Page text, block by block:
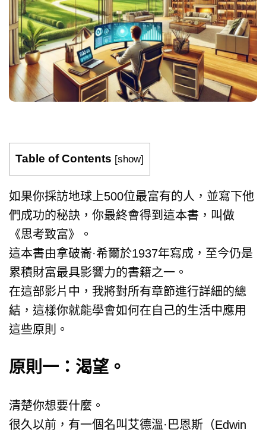
Table of Contents [show]
如果你採訪地球上500位最富有的人，並寫下他
們成功的秘訣，你最終會得到這本書，叫做
《思考致富》。
這本書由拿破崙·希爾於1937年寫成，至今仍是
累積財富最具影響力的書籍之一。
在這部影片中，我將對所有章節進行詳細的總
結，這樣你就能學會如何在自己的生活中應用
這些原則。
原則一：渴望。
清楚你想要什麼。
很久以前，有一個名叫艾德溫·巴恩斯（Edwin